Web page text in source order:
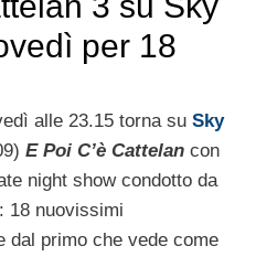
per 18
alle 23.15 torna su Sky
E Poi C’è Cattelan con
night show condotto da
: 18 nuovissimi
dal primo che vede come